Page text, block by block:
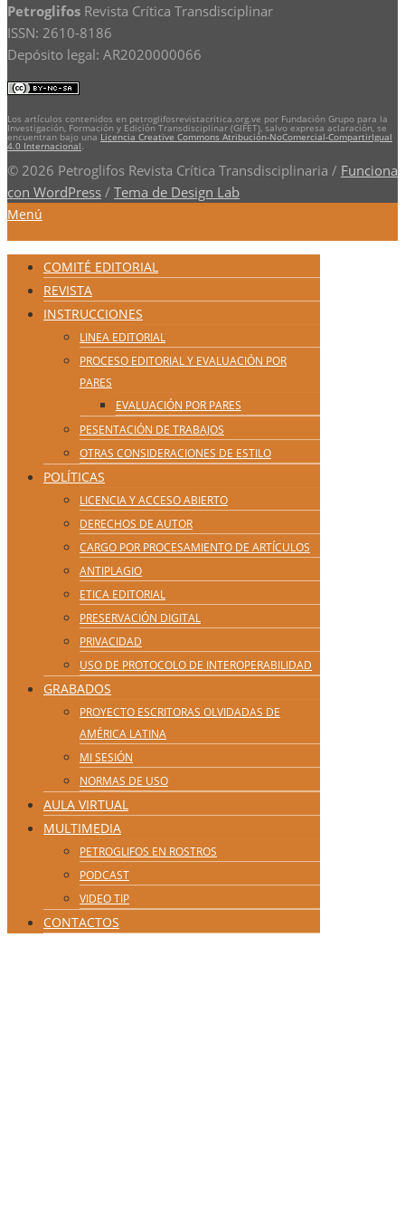
Petroglifos Revista Crítica Transdisciplinar
ISSN: 2610-8186
Depósito legal: AR2020000066
Los artículos contenidos en petroglifosrevistacritica.org.ve por Fundación Grupo para la
Investigación, Formación y Edición Transdisciplinar (GIFET), salvo expresa aclaración, se
encuentran bajo una Licencia Creative Commons Atribución-NoComercial-CompartirIgual
4.0 Internacional
© 2026 Petroglifos Revista Crítica Transdisciplinaria / Funciona
con WordPress / Tema de Design Lab
Menú
COMITÉ EDITORIAL
REVISTA
INSTRUCCIONES
LINEA EDITORIAL
PROCESO EDITORIAL Y EVALUACIÓN POR
PARES
EVALUACIÓN POR PARES
PESENTACIÓN DE TRABAJOS
OTRAS CONSIDERACIONES DE ESTILO
POLÍTICAS
LICENCIA Y ACCESO ABIERTO
DERECHOS DE AUTOR
CARGO POR PROCESAMIENTO DE ARTÍCULOS
ANTIPLAGIO
ETICA EDITORIAL
PRESERVACIÓN DIGITAL
PRIVACIDAD
USO DE PROTOCOLO DE INTEROPERABILIDAD
GRABADOS
PROYECTO ESCRITORAS OLVIDADAS DE
AMÉRICA LATINA
MI SESIÓN
NORMAS DE USO
AULA VIRTUAL
MULTIMEDIA
PETROGLIFOS EN ROSTROS
PODCAST
VIDEO TIP
CONTACTOS